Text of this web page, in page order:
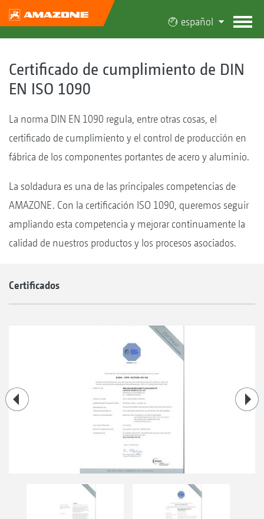
español
Certificado de cumplimiento de DIN
EN ISO 1090
La norma DIN EN 1090 regula, entre otras cosas, el
certificado de cumplimiento y el control de producción en
fábrica de los componentes portantes de acero y aluminio.
La soldadura es una de las principales competencias de
AMAZONE. Con la certificación ISO 1090, queremos seguir
ampliando esta competencia y mejorar continuamente la
calidad de nuestros productos y los procesos asociados.
Certificados